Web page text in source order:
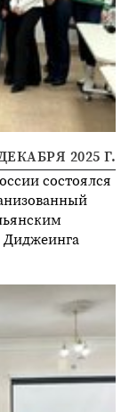
2025 Г.
состоялся